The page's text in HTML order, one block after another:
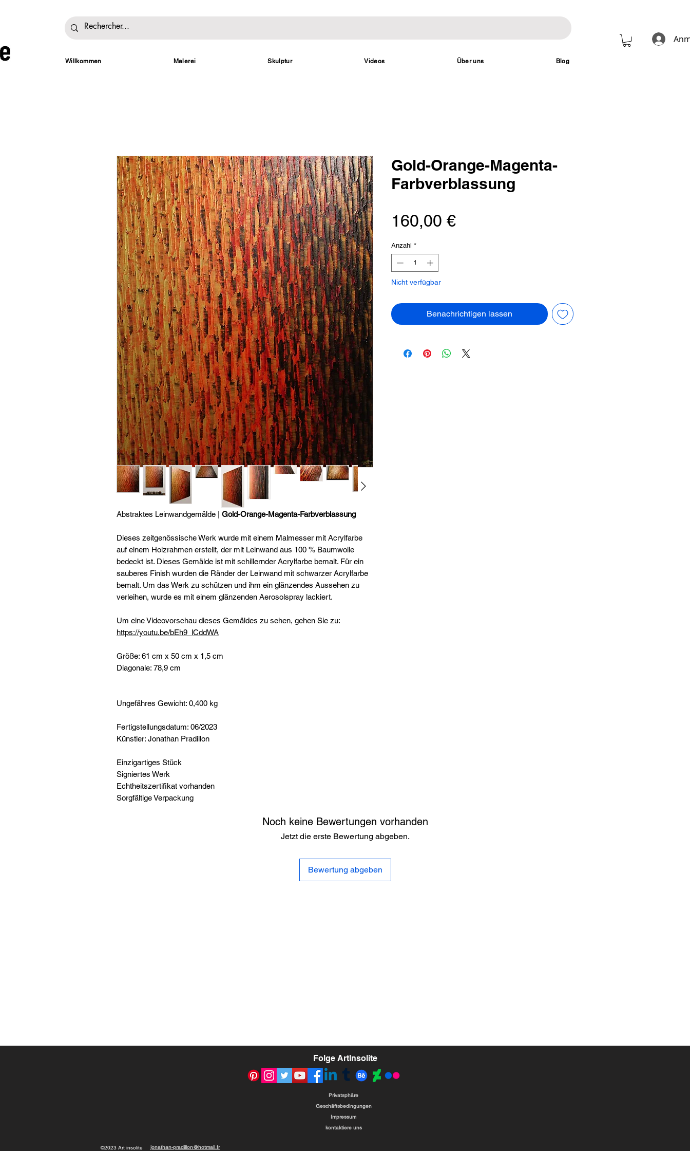
Willkommen Malerei Skulptur Videos Über uns Blog
Abstraktes Leinwandgemälde | Gold-Orange-Magenta-Farbverblassung
Dieses zeitgenössische Werk wurde mit einem Malmesser mit Acrylfarbe
auf einem Holzrahmen erstellt, der mit Leinwand aus 100 % Baumwolle
bedeckt ist. Dieses Gemälde ist mit schillernder Acrylfarbe bemalt. Für ein
sauberes Finish wurden die Ränder der Leinwand mit schwarzer Acrylfarbe
bemalt. Um das Werk zu schützen und ihm ein glänzendes Aussehen zu
verleihen, wurde es mit einem glänzenden Aerosolspray lackiert.
Um eine Videovorschau dieses Gemäldes zu sehen, gehen Sie zu:
https://youtu.be/bEh9_lCddWA
Größe: 61 cm x 50 cm x 1,5 cm
Diagonale: 78,9 cm
Ungefähres Gewicht: 0,400 kg
Fertigstellungsdatum: 06/2023
Künstler: Jonathan Pradillon
Einzigartiges Stück
Signiertes Werk
Echtheitszertifikat vorhanden
Sorgfältige Verpackung
Gold-Orange-Magenta-
Farbverblassung
160,00 €Preis
Anzahl *
Nicht verfügbar
Benachrichtigen lassen
Noch keine Bewertungen vorhanden
Jetzt die erste Bewertung abgeben.
Bewertung abgeben
Folge ArtInsolite
Privatsphäre
Geschäftsbedingungen
Impressum
kontaktiere uns
©2023 Art insolite jonathan-pradillon@hotmail.fr